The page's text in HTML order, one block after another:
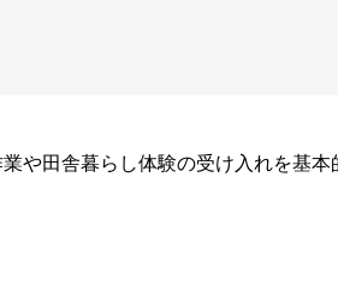
や田舎暮らし体験の受け入れを基本